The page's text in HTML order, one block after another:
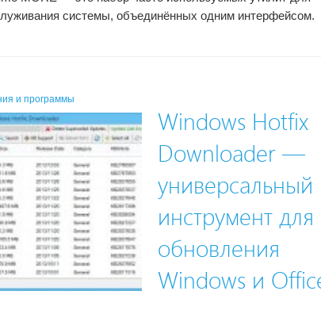
системы, объединённых одним интерфейсом.
и программы
Windows Hotfix
Downloader —
универсальный
инструмент для
обновления
Windows и